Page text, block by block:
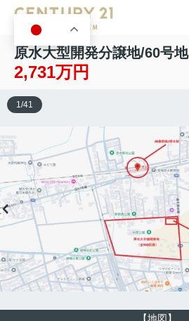
原水大型開発分譲地/60号地
2,731万円
【地図】
1/41